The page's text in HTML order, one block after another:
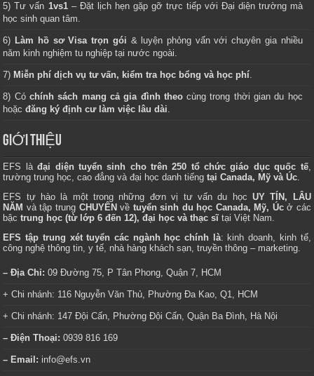
5) Tư vấn 1vs1– Đặt lịch hẹn gặp gỡ trực tiếp với Đại diện trường mà
học sinh quan tâm.
6) Làm hồ sơ Visa trọn gói & luyện phỏng vấn với chuyên gia nhiều
năm kinh nghiệm tu nghiệp tại nước ngoài.
7) Miễn phí dịch vụ tư vấn, kiểm tra học bổng và học phí.
8) Cóchính sách mang cả gia đình theocùng trong thời gian du học
hoặcđăng ký định cư làm việc lâu dài.
GIỚI THIỆU
EFS làđại diện tuyển sinh cho trên 250 tổ chức giáo dục quốc tế,
trường trung học, cao đẳng và đại học danh tiếng tại Canada, Mỹ và Úc.
EFS tự hào là một trong những đơn vị tư vấn du học UY TÍN, LÂU
NĂM và tập trung CHUYÊN về tuyển sinh du học Canada, Mỹ, Úcở các
bậctrung học (từ lớp 6 đến 12), đại học và thạc sĩtại Việt Nam.
EFS tập trung xét tuyển các ngành học chính là: kinh doanh, kinh tế,
công nghệ thông tin, y tế, nhà hàng khách sạn, truyền thông – marketing.
– Địa Chỉ: 09 Đường 75, P Tân Phong, Quận 7, HCM
+ Chi nhánh: 116 Nguyễn Văn Thủ, Phường Đa Kao, Q1, HCM
+ Chi nhánh: 147 Đội Cấn, Phường Đội Cấn, Quận Ba Đình, Hà Nội
– Điện Thoại: 0939 816 169
– Email: info@efs.vn